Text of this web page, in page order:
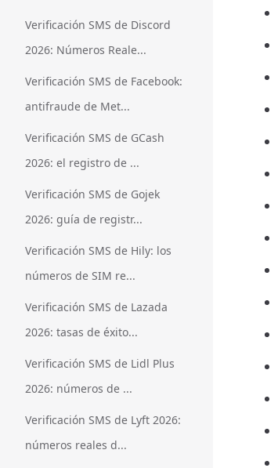
Verificación SMS de Discord
2026: Números Reale...
Verificación SMS de Facebook:
antifraude de Met...
Verificación SMS de GCash
2026: el registro de ...
Verificación SMS de Gojek
2026: guía de registr...
Verificación SMS de Hily: los
números de SIM re...
Verificación SMS de Lazada
2026: tasas de éxito...
Verificación SMS de Lidl Plus
2026: números de ...
Verificación SMS de Lyft 2026:
números reales d...